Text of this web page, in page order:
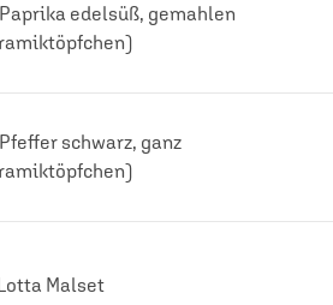
edelsüß, gemahlen
schwarz, ganz
Malset